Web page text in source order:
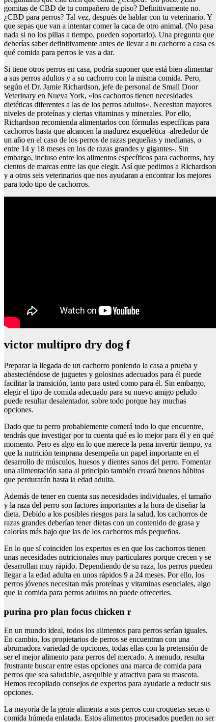
gomitas de CBD de tu compañero de piso? Definitivamente no.
¿CBD para perros? Tal vez, después de hablar con tu veterinario. Y
que sepas que van a intentar comer la caca de otro animal. (No pasa
nada si no los pillas a tiempo, pueden soportarlo). Una pregunta que
deberías saber definitivamente antes de llevar a tu cachorro a casa es
qué comida para perros le vas a dar.
Si tiene otros perros en casa, podría suponer que está bien alimentar
a sus perros adultos y a su cachorro con la misma comida. Pero,
según el Dr. Jamie Richardson, jefe de personal de Small Door
Veterinary en Nueva York, «los cachorros tienen necesidades
dietéticas diferentes a las de los perros adultos». Necesitan mayores
niveles de proteínas y ciertas vitaminas y minerales. Por ello,
Richardson recomienda alimentarlos con fórmulas específicas para
cachorros hasta que alcancen la madurez esquelética -alrededor de
un año en el caso de los perros de razas pequeñas y medianas, o
entre 14 y 18 meses en los de razas grandes y gigantes-. Sin
embargo, incluso entre los alimentos específicos para cachorros, hay
cientos de marcas entre las que elegir. Así que pedimos a Richardson
y a otros seis veterinarios que nos ayudaran a encontrar los mejores
para todo tipo de cachorros.
victor multipro dry dog f
Preparar la llegada de un cachorro poniendo la casa a prueba y
abasteciéndose de juguetes y golosinas adecuados para él puede
facilitar la transición, tanto para usted como para él. Sin embargo,
elegir el tipo de comida adecuado para su nuevo amigo peludo
puede resultar desalentador, sobre todo porque hay muchas
opciones.
Dado que tu perro probablemente comerá todo lo que encuentre,
tendrás que investigar por tu cuenta qué es lo mejor para él y en qué
momento. Pero es algo en lo que merece la pena invertir tiempo, ya
que la nutrición temprana desempeña un papel importante en el
desarrollo de músculos, huesos y dientes sanos del perro. Fomentar
una alimentación sana al principio también creará buenos hábitos
que perdurarán hasta la edad adulta.
Además de tener en cuenta sus necesidades individuales, el tamaño
y la raza del perro son factores importantes a la hora de diseñar la
dieta. Debido a los posibles riesgos para la salud, los cachorros de
razas grandes deberían tener dietas con un contenido de grasa y
calorías más bajo que las de los cachorros más pequeños.
En lo que sí coinciden los expertos es en que los cachorros tienen
unas necesidades nutricionales muy particulares porque crecen y se
desarrollan muy rápido. Dependiendo de su raza, los perros pueden
llegar a la edad adulta en unos rápidos 9 a 24 meses. Por ello, los
perros jóvenes necesitan más proteínas y vitaminas esenciales, algo
que la comida para perros adultos no puede ofrecerles.
purina pro plan focus chicken r
En un mundo ideal, todos los alimentos para perros serían iguales.
En cambio, los propietarios de perros se encuentran con una
abrumadora variedad de opciones, todas ellas con la pretensión de
ser el mejor alimento para perros del mercado. A menudo, resulta
frustrante buscar entre estas opciones una marca de comida para
perros que sea saludable, asequible y atractiva para su mascota.
Hemos recopilado consejos de expertos para ayudarle a reducir sus
opciones.
La mayoría de la gente alimenta a sus perros con croquetas secas o
comida húmeda enlatada. Estos alimentos procesados pueden no ser